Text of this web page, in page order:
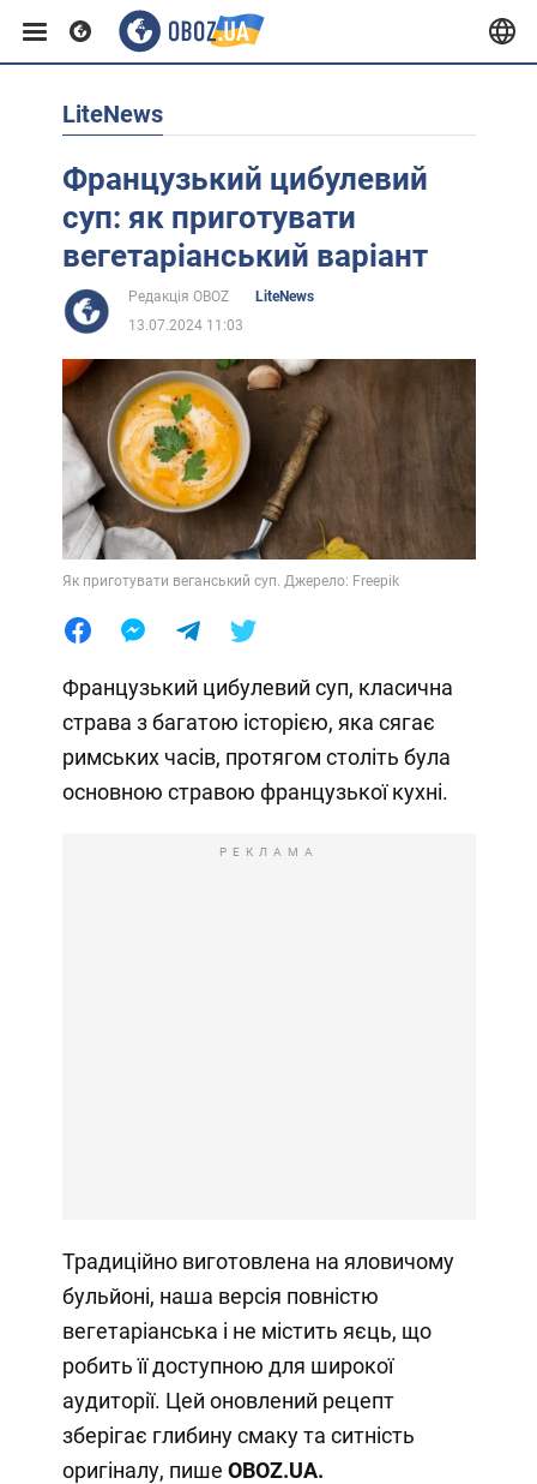
Європа
Африка
Життя
Лайфхаки
LiteNews
Французький цибулевий
суп: як приготувати
вегетаріанський варіант
Редакція OBOZ
LiteNews
13.07.2024 11:03
Як приготувати веганський суп. Джерело: Freepik
Французький цибулевий суп, класична
страва з багатою історією, яка сягає
римських часів, протягом століть була
основною стравою французької кухні.
РЕКЛАМА
Традиційно виготовлена ​​на яловичому
бульйоні, наша версія повністю
вегетаріанська і не містить яєць, що
робить її доступною для широкої
аудиторії. Цей оновлений рецепт
зберігає глибину смаку та ситність
оригіналу, пише OBOZ.UA.